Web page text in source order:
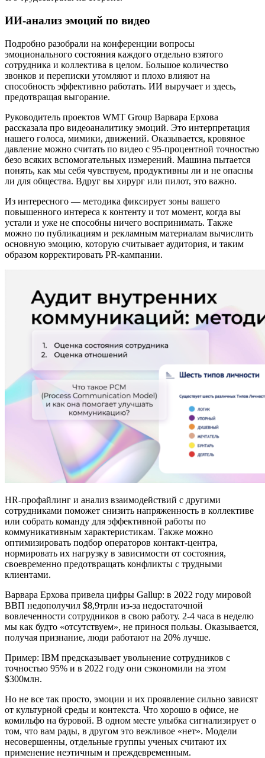
ИИ-анализ эмоций по видео
Подробно разобрали на конференции вопросы
эмоционального состояния каждого отдельно взятого
сотрудника и коллектива в целом. Большое количество
звонков и переписки утомляют и плохо влияют на
способность эффективно работать. ИИ выручает и здесь,
предотвращая выгорание.
Руководитель проектов WMT Group Варвара Ерхова
рассказала про видеоаналитику эмоций. Это интерпретация
нашего голоса, мимики, движений. Оказывается, кровяное
давление можно считать по видео с 95-процентной точностью
безо всяких вспомогательных измерений. Машина пытается
понять, как мы себя чувствуем, продуктивны ли и не опасны
ли для общества. Вдруг вы хирург или пилот, это важно.
Из интересного — методика фиксирует зоны вашего
повышенного интереса к контенту и тот момент, когда вы
устали и уже не способны ничего воспринимать. Также
можно по публикациям и рекламным материалам вычислить
основную эмоцию, которую считывает аудитория, и таким
образом корректировать PR-кампании.
HR-профайлинг и анализ взаимодействий с другими
сотрудниками поможет снизить напряженность в коллективе
или собрать команду для эффективной работы по
коммуникативным характеристикам. Также можно
оптимизировать подбор операторов контакт-центра,
нормировать их нагрузку в зависимости от состояния,
своевременно предотвращать конфликты с трудными
клиентами.
Варвара Ерхова привела цифры Gallup: в 2022 году мировой
ВВП недополучил $8,9трлн из-за недостаточной
вовлеченности сотрудников в свою работу. 2-4 часа в неделю
мы как будто «отсутствуем», не принося пользы. Оказывается,
получая признание, люди работают на 20% лучше.
Пример: IBM предсказывает увольнение сотрудников с
точностью 95% и в 2022 году они сэкономили на этом
$300млн.
Но не все так просто, эмоции и их проявление сильно зависят
от культурной среды и контекста. Что хорошо в офисе, не
комильфо на буровой. В одном месте улыбка сигнализирует о
том, что вам рады, в другом это вежливое «нет». Модели
несовершенны, отдельные группы ученых считают их
применение неэтичным и преждевременным.